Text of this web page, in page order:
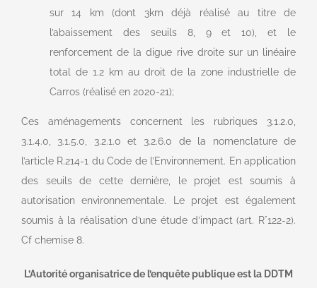
sur 14 km (dont 3km déjà réalisé au titre de
l’abaissement des seuils 8, 9 et 10), et le
renforcement de la digue rive droite sur un linéaire
total de 1.2 km au droit de la zone industrielle de
Carros (réalisé en 2020-21);
Ces aménagements concernent les rubriques 3.1.2.0,
3.1.4.0, 3.1.5.0, 3.2.1.0 et 3.2.6.0 de la nomenclature de
l’article R.214-1 du Code de l’Environnement. En application
des seuils de cette dernière, le projet est soumis à
autorisation environnementale. Le projet est également
soumis à la réalisation d’une étude d’impact (art. R°122-2).
Cf chemise 8.
L’Autorité organisatrice de l’enquête publique est la DDTM